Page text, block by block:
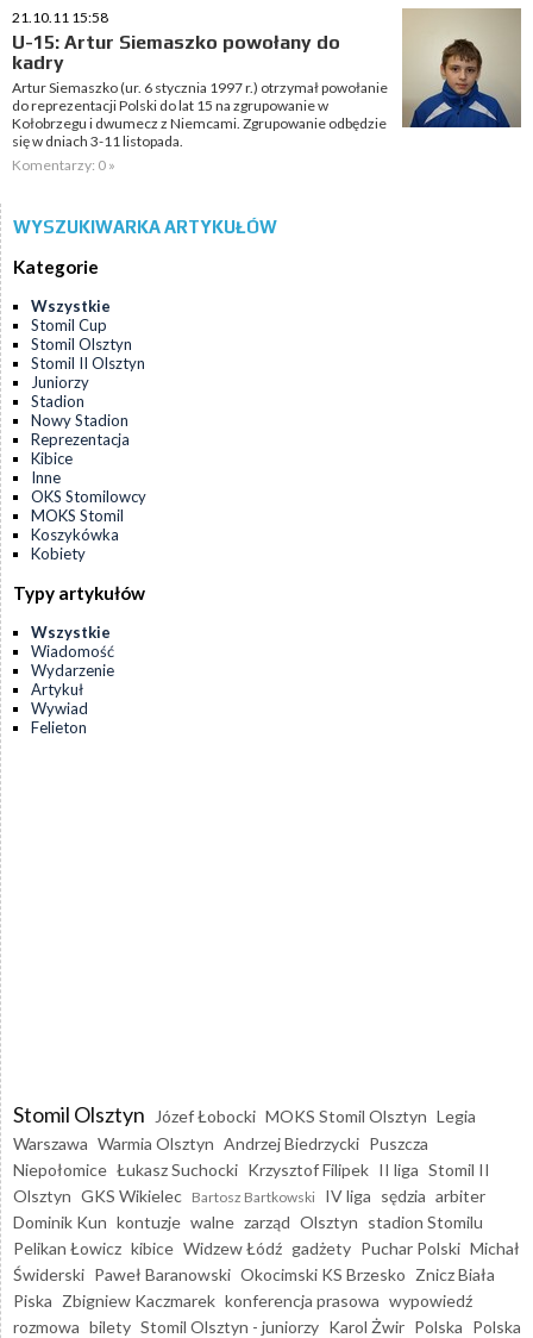
21.10.11 15:58
U-15: Artur Siemaszko powołany do
kadry
Artur Siemaszko (ur. 6 stycznia 1997 r.) otrzymał powołanie
do reprezentacji Polski do lat 15 na zgrupowanie w
Kołobrzegu i dwumecz z Niemcami. Zgrupowanie odbędzie
się w dniach 3-11 listopada.
Komentarzy: 0 »
WYSZUKIWARKA ARTYKUŁÓW
Kategorie
Wszystkie
Stomil Cup
Stomil Olsztyn
Stomil II Olsztyn
Juniorzy
Stadion
Nowy Stadion
Reprezentacja
Kibice
Inne
OKS Stomilowcy
MOKS Stomil
Koszykówka
Kobiety
Typy artykułów
Wszystkie
Wiadomość
Wydarzenie
Artykuł
Wywiad
Felieton
Stomil Olsztyn Józef Łobocki MOKS Stomil Olsztyn Legia
Warszawa Warmia Olsztyn Andrzej Biedrzycki Puszcza
Niepołomice Łukasz Suchocki Krzysztof Filipek II liga Stomil II
Olsztyn GKS Wikielec Bartosz Bartkowski IV liga sędzia arbiter
Dominik Kun kontuzje walne zarząd Olsztyn stadion Stomilu
Pelikan Łowicz kibice Widzew Łódź gadżety Puchar Polski Michał
Świderski Paweł Baranowski Okocimski KS Brzesko Znicz Biała
Piska Zbigniew Kaczmarek konferencja prasowa wypowiedź
rozmowa bilety Stomil Olsztyn - juniorzy Karol Żwir Polska Polska